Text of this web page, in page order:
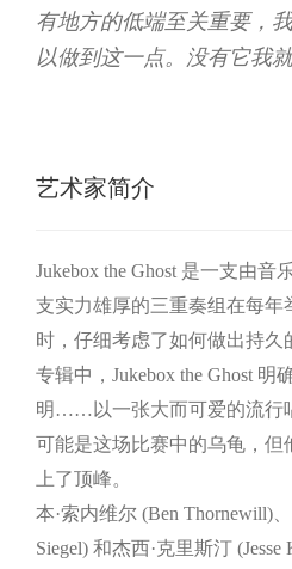
有地方的低端至关重要，
以做到这一点。没有它我
艺术家简介
Jukebox the Ghost 是一支由
支实力雄厚的三重奏组在每年
时，仔细考虑了如何做出持久
专辑中，Jukebox the Ghost 明
明……以一张大而可爱的流行
可能是这场比赛中的乌龟，
上了顶峰。
本·索内维尔 (Ben Thornewill)
Siegel) 和杰西·克里斯汀